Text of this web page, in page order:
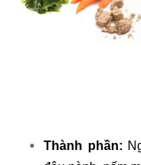
Thành phần: